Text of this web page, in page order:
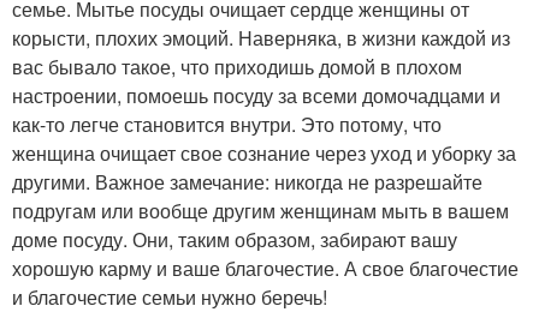
семье. Мытье посуды очищает сердце женщины от
корысти, плохих эмоций. Наверняка, в жизни каждой из
вас бывало такое, что приходишь домой в плохом
настроении, помоешь посуду за всеми домочадцами и
как-то легче становится внутри. Это потому, что
женщина очищает свое сознание через уход и уборку за
другими. Важное замечание: никогда не разрешайте
подругам или вообще другим женщинам мыть в вашем
доме посуду. Они, таким образом, забирают вашу
хорошую карму и ваше благочестие. А свое благочестие
и благочестие семьи нужно беречь!